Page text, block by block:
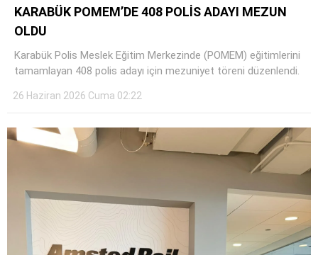
Facebook
Instagram
Youtube
KARABÜK POMEM’DE 408 POLİS ADAYI MEZUN
OLDU
Karabük Polis Meslek Eğitim Merkezinde (POMEM) eğitimlerini
tamamlayan 408 polis adayı için mezuniyet töreni düzenlendi.
26 Haziran 2026 Cuma 02:22